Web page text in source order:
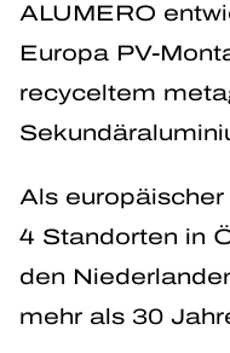
ALUMERO
Europa PV-
recyceltem
Als
4 Standorten in
den
mehr als 30